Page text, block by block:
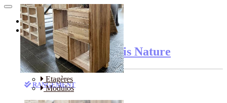
Etagères
Modulos
Accueil
Catalogue
Le catalogue de Bois Nature
RANGEMENT